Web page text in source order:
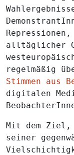
alltäglicher
regelmäßig
Stimmen aus
digitalen
Mit dem
seiner